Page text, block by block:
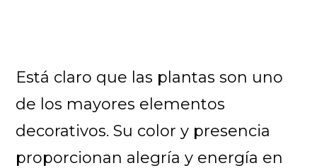
Está claro que las plantas son uno
de los mayores elementos
decorativos. Su color y presencia
proporcionan alegría y energía en